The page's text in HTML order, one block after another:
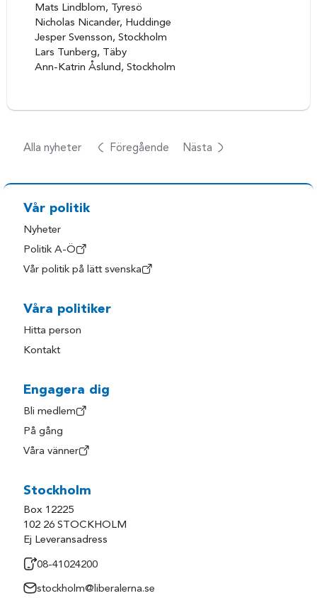
Mats Lindblom, Tyresö
Nicholas Nicander, Huddinge
Jesper Svensson, Stockholm
Lars Tunberg, Täby
Ann-Katrin Åslund, Stockholm
Alla nyheter Föregående Nästa
Vår politik
Nyheter
Politik A-Ö
Vår politik på lätt svenska
Våra politiker
Hitta person
Kontakt
Engagera dig
Bli medlem
På gång
Våra vänner
Stockholm
Box 12225
102 26 STOCKHOLM
Ej Leveransadress
08-41024200
stockholm@liberalerna.se